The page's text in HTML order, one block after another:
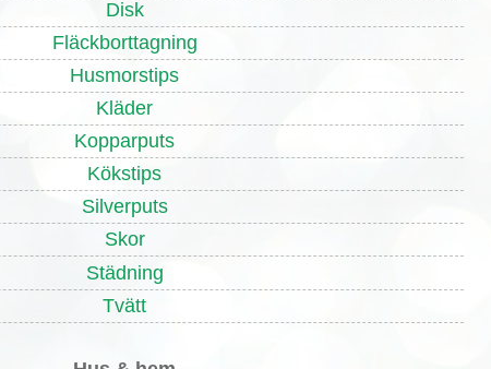
Disk
Fläckborttagning
Husmorstips
Kläder
Kopparputs
Kökstips
Silverputs
Skor
Städning
Tvätt